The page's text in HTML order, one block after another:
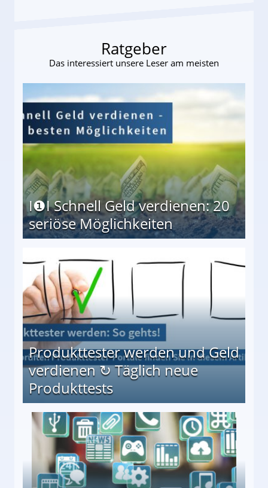
Ratgeber
Das interessiert unsere Leser am meisten
I❶I Schnell Geld verdienen: 20
seriöse Möglichkeiten
Produkttester werden und Geld
verdienen ↻ Täglich neue
Produkttests
↻ Täglich neue Produkttests